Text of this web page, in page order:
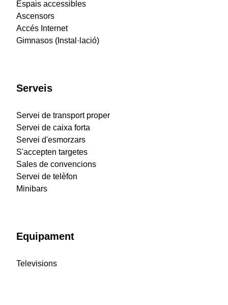
Espais accessibles
Ascensors
Accés Internet
Gimnasos (Instal·lació)
Serveis
Servei de transport proper
Servei de caixa forta
Servei d'esmorzars
S'accepten targetes
Sales de convencions
Servei de telèfon
Minibars
Equipament
Televisions